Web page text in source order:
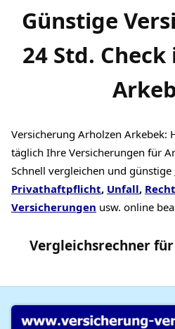
Günstige
24 Std.
Versicherung Arholzen Arkebek:
täglich Ihre Versicherungen für
Schnell vergleichen und günstige
Privathaftpflicht, Unfall,
Versicherungen usw. online
Vergleichsrechnerfür